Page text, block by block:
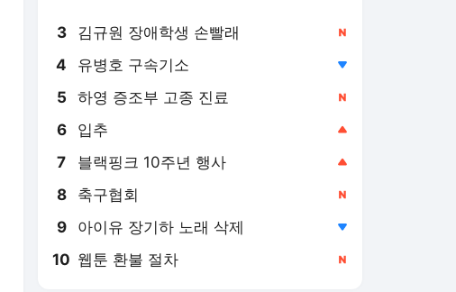
3 김규원 장애학생 손빨래
4 유병호 구속기소
5 하영 증조부 고종 진료
6 입추
7 블랙핑크 10주년 행사
8 축구협회
9 아이유 장기하 노래 삭제
10 웹툰 환불 절차